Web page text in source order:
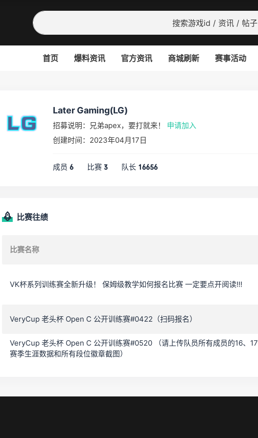
首页 爆料资讯 官方资讯 商城刷新 赛事活动
Later Gaming(LG)
招募说明：兄弟apex，要打就来！ 申请加入
创建时间：2023年04月17日
成员 6 比赛 3 队长 16656
比赛往绩
比赛名称
VK杯系列训练赛全新升级！ 保姆级教学如何报名比赛 一定要点开阅读!!!
VeryCup 老头杯 Open C 公开训练赛#0422（扫码报名）
VeryCup 老头杯 Open C 公开训练赛#0520 （请上传队员所有成员的16、17
赛季生涯数据和所有段位徽章截图）